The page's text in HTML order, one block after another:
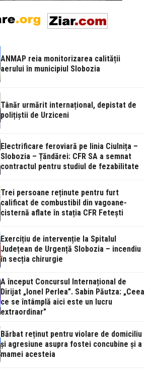
ANMAP reia monitorizarea calității
aerului în municipiul Slobozia
Tânăr urmărit internațional, depistat de
polițiștii de Urziceni
Electrificare feroviară pe linia Ciulnița –
Slobozia – Țăndărei: CFR SA a semnat
contractul pentru studiul de fezabilitate
Trei persoane reținute pentru furt
calificat de combustibil din vagoane-
cisternă aflate în stația CFR Fetești
Exercițiu de intervenție la Spitalul
Județean de Urgență Slobozia – incendiu
în secția chirurgie
A început Concursul Internațional de
Dirijat „Ionel Perlea”. Sabin Păutza: „Ceea
ce se întâmplă aici este un lucru
extraordinar”
Bărbat reținut pentru violare de domiciliu
și agresiune asupra fostei concubine și a
mamei acesteia